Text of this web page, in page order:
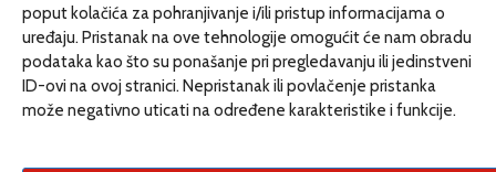
poput kolačića za pohranjivanje i/ili pristup informacijama o
uređaju. Pristanak na ove tehnologije omogućit će nam obradu
podataka kao što su ponašanje pri pregledavanju ili jedinstveni
ID-ovi na ovoj stranici. Nepristanak ili povlačenje pristanka
može negativno uticati na određene karakteristike i funkcije.
Dosije
Drugi pišu
Društvo